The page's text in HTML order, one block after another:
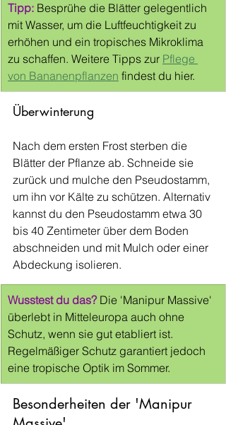
Tipp: Besprühe die Blätter gelegentlich
mit Wasser, um die Luftfeuchtigkeit zu
erhöhen und ein tropisches Mikroklima
zu schaffen. Weitere Tipps zur Pflege
von Bananenpflanzen findest du hier.
Überwinterung
Nach dem ersten Frost sterben die
Blätter der Pflanze ab. Schneide sie
zurück und mulche den Pseudostamm,
um ihn vor Kälte zu schützen. Alternativ
kannst du den Pseudostamm etwa 30
bis 40 Zentimeter über dem Boden
abschneiden und mit Mulch oder einer
Abdeckung isolieren.
Wusstest du das? Die 'Manipur Massive'
überlebt in Mitteleuropa auch ohne
Schutz, wenn sie gut etabliert ist.
Regelmäßiger Schutz garantiert jedoch
eine tropische Optik im Sommer.
Besonderheiten der 'Manipur